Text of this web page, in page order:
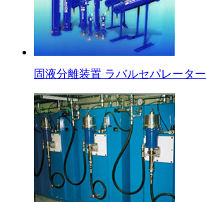
固液分離装置 ラバルセパレーター